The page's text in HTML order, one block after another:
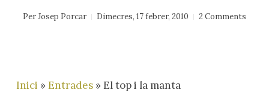
PerJosep Porcar Dimecres, 17 febrer, 2010 2 Comments
Inici »Entrades»El top i la manta